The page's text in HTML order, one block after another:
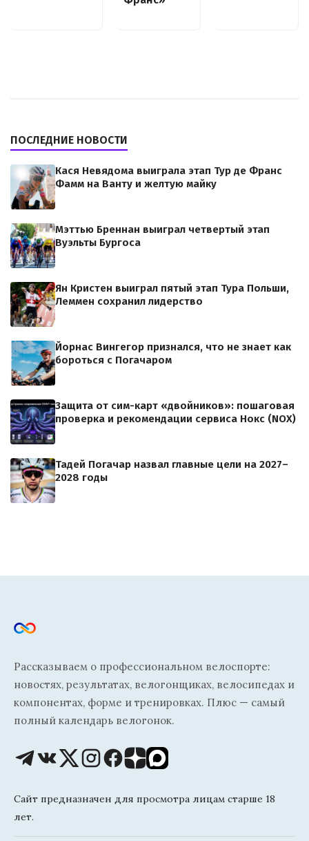
ПОСЛЕДНИЕ НОВОСТИ
Кася Невядома выиграла этап Тур де Франс
Фамм на Ванту и желтую майку
Мэттью Бреннан выиграл четвертый этап
Вуэльты Бургоса
Ян Кристен выиграл пятый этап Тура Польши,
Леммен сохранил лидерство
Йорнас Вингегор признался, что не знает как
бороться с Погачаром
Защита от сим-карт «двойников»: пошаговая
проверка и рекомендации сервиса Нокс (NOX)
Тадей Погачар назвал главные цели на 2027–
2028 годы
Рассказываем о профессиональном велоспорте:
новостях, результатах, велогонщиках, велосипедах и
компонентах, форме и тренировках. Плюс — самый
полный календарь велогонок.
Сайт предназначен для просмотра лицам старше 18
лет.